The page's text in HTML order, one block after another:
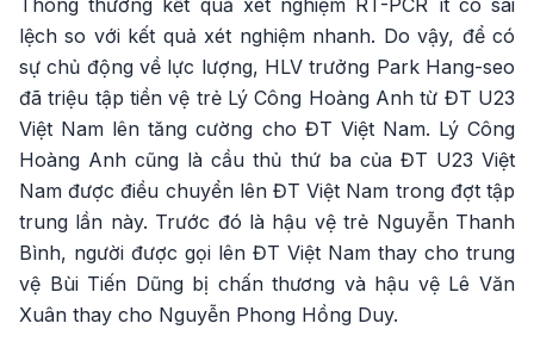
lệch so với kết quả xét nghiệm nhanh. Do vậy, để có
sự chủ động về lực lượng, HLV trưởng Park Hang-seo
đã triệu tập tiền vệ trẻ Lý Công Hoàng Anh từ ĐT U23
Việt Nam lên tăng cường cho ĐT Việt Nam. Lý Công
Hoàng Anh cũng là cầu thủ thứ ba của ĐT U23 Việt
Nam được điều chuyển lên ĐT Việt Nam trong đợt tập
trung lần này. Trước đó là hậu vệ trẻ Nguyễn Thanh
Bình, người được gọi lên ĐT Việt Nam thay cho trung
vệ Bùi Tiến Dũng bị chấn thương và hậu vệ Lê Văn
Xuân thay cho Nguyễn Phong Hồng Duy.